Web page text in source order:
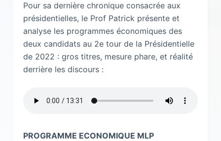
Pour sa dernière chronique consacrée aux
présidentielles, le Prof Patrick présente et
analyse les programmes économiques des
deux candidats au 2e tour de la Présidentielle
de 2022 : gros titres, mesure phare, et réalité
derrière les discours :
PROGRAMME ECONOMIQUE MLP